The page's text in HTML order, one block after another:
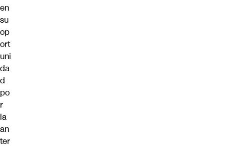
en
su
op
ort
uni
da
d
po
r
la
an
ter